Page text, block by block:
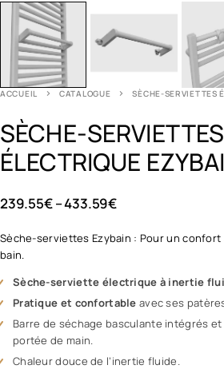
ACCUEIL CATALOGUE SÈCHE-SERVIETTES
SÈCHE-SERVIETTES
ÉLECTRIQUE
239.55€–433.59€
Sèche-serviettes Ezybain : Pour un confort
bain.
Sèche-serviette électrique à inertie
Pratique et confortable avec ses
Barre de séchage basculante intégrés
portée de main.
Chaleur douce de l’inertie fluide.